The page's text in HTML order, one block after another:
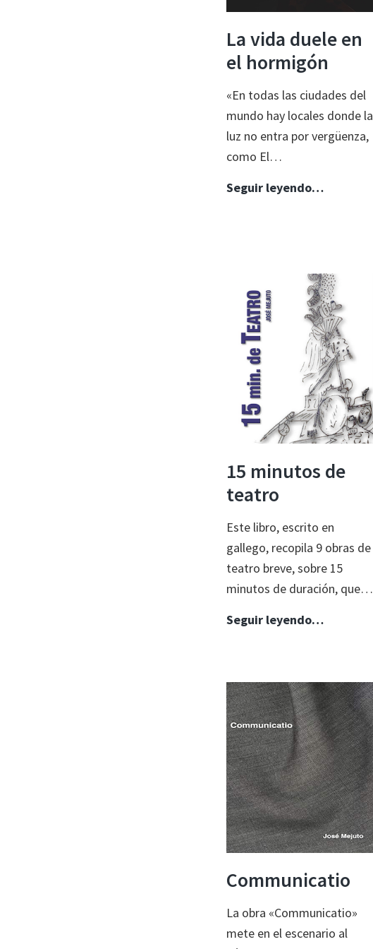
La vida duele en
el hormigón
«En todas las ciudades del
mundo hay locales donde la
luz no entra por vergüenza,
como El…
Seguir leyendo…La
hormigón
15 minutos de
teatro
Este libro, escrito en
gallego, recopila 9 obras de
teatro breve, sobre 15
minutos de duración, que…
Seguir leyendo…15
teatro
Communicatio
La obra «Communicatio»
mete en el escenario al